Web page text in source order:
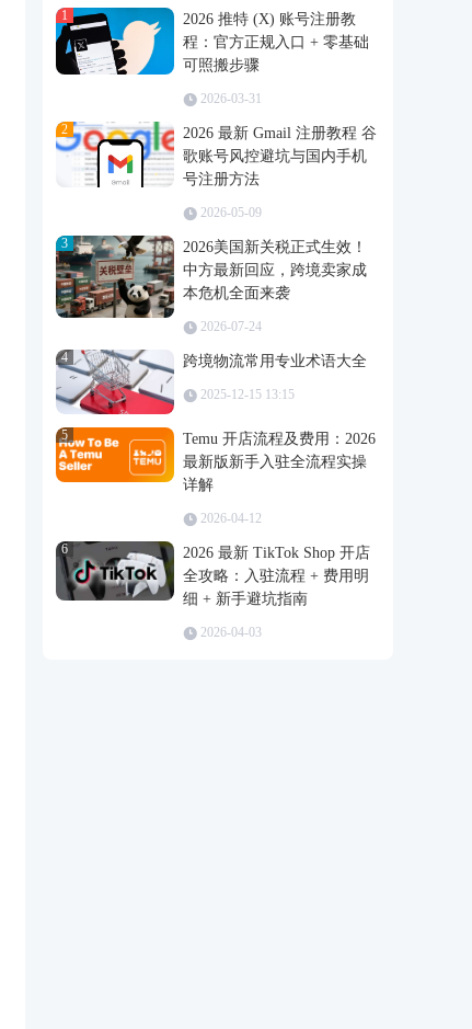
1
2026 推特 (X) 账号注册教
程：官方正规入口 + 零基础
可照搬步骤
2026-03-31
2
2026 最新 Gmail 注册教程 谷
歌账号风控避坑与国内手机
号注册方法
2026-05-09
3
2026美国新关税正式生效！
中方最新回应，跨境卖家成
本危机全面来袭
2026-07-24
4
跨境物流常用专业术语大全
2025-12-15 13:15
5
Temu 开店流程及费用：2026
最新版新手入驻全流程实操
详解
2026-04-12
6
2026 最新 TikTok Shop 开店
全攻略：入驻流程 + 费用明
细 + 新手避坑指南
2026-04-03